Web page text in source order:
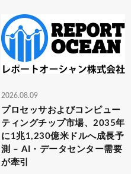
2026.08.09
プロセッサおよびコンピュー
ティングチップ市場、2035年
に1兆1,230億米ドルへ成長予
測 – AI・データセンター需要
が牽引